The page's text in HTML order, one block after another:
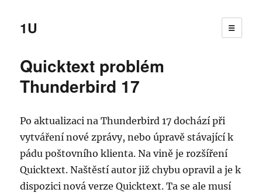
1U ☰
Quicktext problém
Thunderbird 17
Po aktualizaci na Thunderbird 17 dochází při
vytváření nové zprávy, nebo úpravě stávající k
pádu poštovního klienta. Na vině je rozšíření
Quicktext. Naštěstí autor již chybu opravil a je k
dispozici nová verze Quicktext. Ta se ale musí